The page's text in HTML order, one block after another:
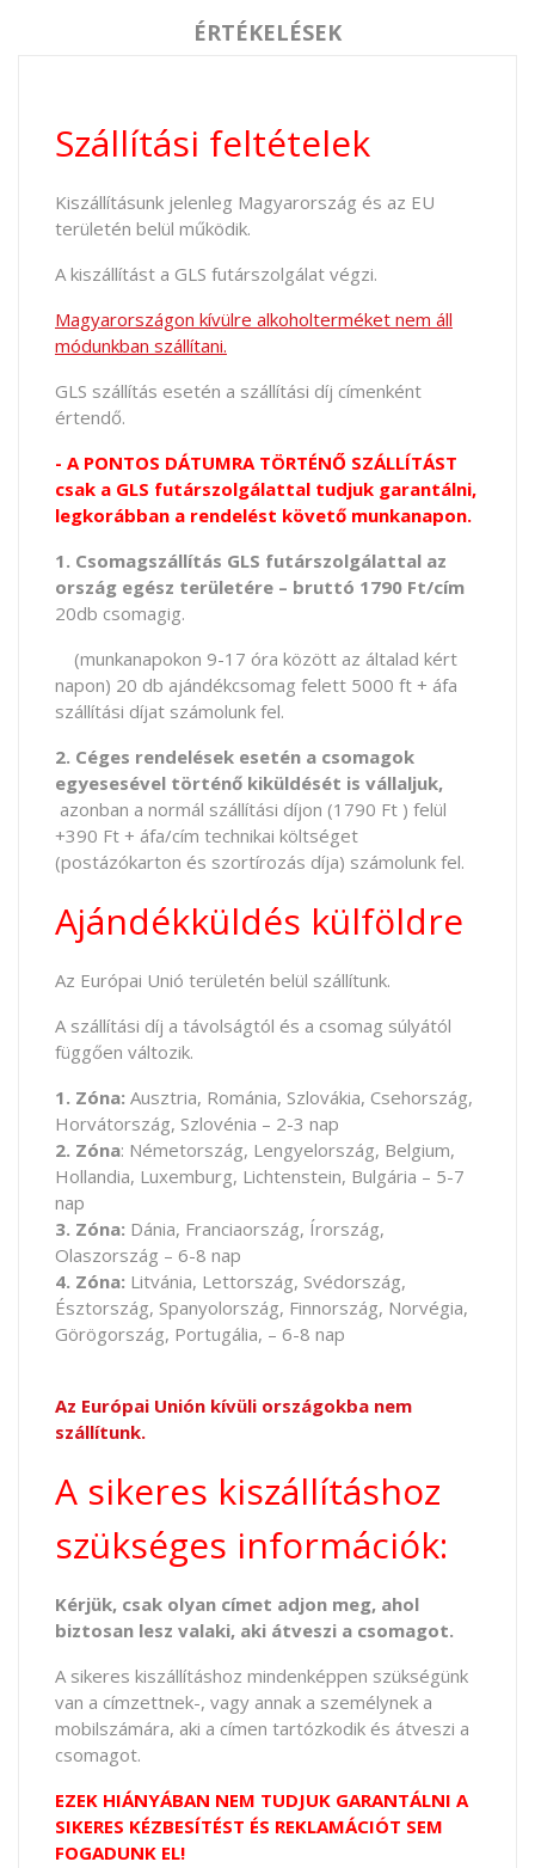
ÉRTÉKELÉSEK
Szállítási feltételek
Kiszállításunk jelenleg Magyarország és az EU
területén belül működik.
A kiszállítást a GLS futárszolgálat végzi.
Magyarországon kívülre alkoholterméket nem áll
módunkban szállítani.
GLS szállítás esetén a szállítási díj címenként
értendő.
- A PONTOS DÁTUMRA TÖRTÉNŐ SZÁLLÍTÁST
csak a GLS futárszolgálattal tudjuk garantálni,
legkorábban a rendelést követő munkanapon.
1. Csomagszállítás GLS futárszolgálattal az
ország egész területére – bruttó 1790 Ft/cím
20db csomagig.
(munkanapokon 9-17 óra között az általad kért
napon) 20 db ajándékcsomag felett 5000 ft + áfa
szállítási díjat számolunk fel.
2. Céges rendelések esetén a csomagok
egyesesével történő kiküldését is vállaljuk,
azonban a normál szállítási díjon (1790 Ft ) felül
+390 Ft + áfa/cím technikai költséget
(postázókarton és szortírozás díja) számolunk fel.
Ajándékküldés külföldre
Az Európai Unió területén belül szállítunk.
A szállítási díj a távolságtól és a csomag súlyától
függően változik.
1. Zóna: Ausztria, Románia, Szlovákia, Csehország,
Horvátország, Szlovénia – 2-3 nap
2. Zóna: Németország, Lengyelország, Belgium,
Hollandia, Luxemburg, Lichtenstein, Bulgária – 5-7
nap
3. Zóna: Dánia, Franciaország, Írország,
Olaszország – 6-8 nap
4. Zóna: Litvánia, Lettország, Svédország,
Észtország, Spanyolország, Finnország, Norvégia,
Görögország, Portugália, – 6-8 nap
Az Európai Unión kívüli országokba nem
szállítunk.
A sikeres kiszállításhoz
szükséges információk:
Kérjük, csak olyan címet adjon meg, ahol
biztosan lesz valaki, aki átveszi a csomagot.
A sikeres kiszállításhoz mindenképpen szükségünk
van a címzettnek-, vagy annak a személynek a
mobilszámára, aki a címen tartózkodik és átveszi a
csomagot.
EZEK HIÁNYÁBAN NEM TUDJUK GARANTÁLNI A
SIKERES KÉZBESÍTÉST ÉS REKLAMÁCIÓT SEM
FOGADUNK EL!